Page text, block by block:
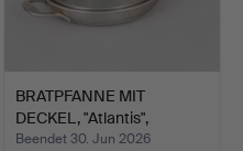
BRATPFANNE MIT
DECKEL, "Atlantis",
Demeyer…
Beendet 30. Jun 2026